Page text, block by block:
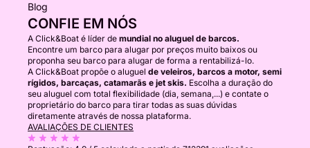
Blog
CONFIE EM NÓS
A Click&Boat é líder de mundial no aluguel de barcos.
Encontre um barco para alugar por preços muito baixos ou
proponha seu barco para alugar de forma a rentabilizá-lo.
A Click&Boat propõe o aluguel de veleiros, barcos a motor, semi
rígidos, barcaças, catamarãs e jet skis. Escolha a duração do
seu aluguel com total flexibilidade (dia, semana,...) e contate o
proprietário do barco para tirar todas as suas dúvidas
diretamente através de nossa plataforma.
AVALIAÇÕES DE CLIENTES